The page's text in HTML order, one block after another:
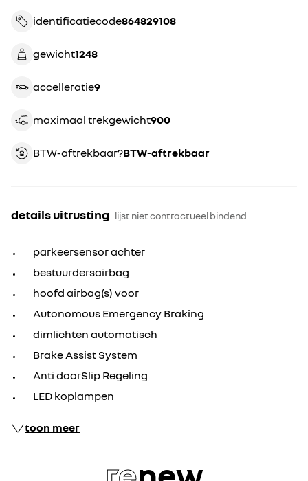
identificatiecode 864829108
gewicht 1248
accelleratie9
maximaal trekgewicht 900
BTW-aftrekbaar? BTW-aftrekbaar
details uitrusting lijst niet contractueel bindend
parkeersensor achter
bestuurdersairbag
hoofd airbag(s) voor
Autonomous Emergency Braking
dimlichten automatisch
Brake Assist System
Anti doorSlip Regeling
LED koplampen
toon meer